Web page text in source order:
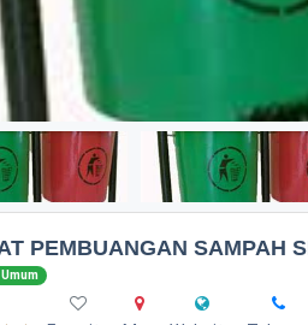
PEMBUANGAN SAMPAH